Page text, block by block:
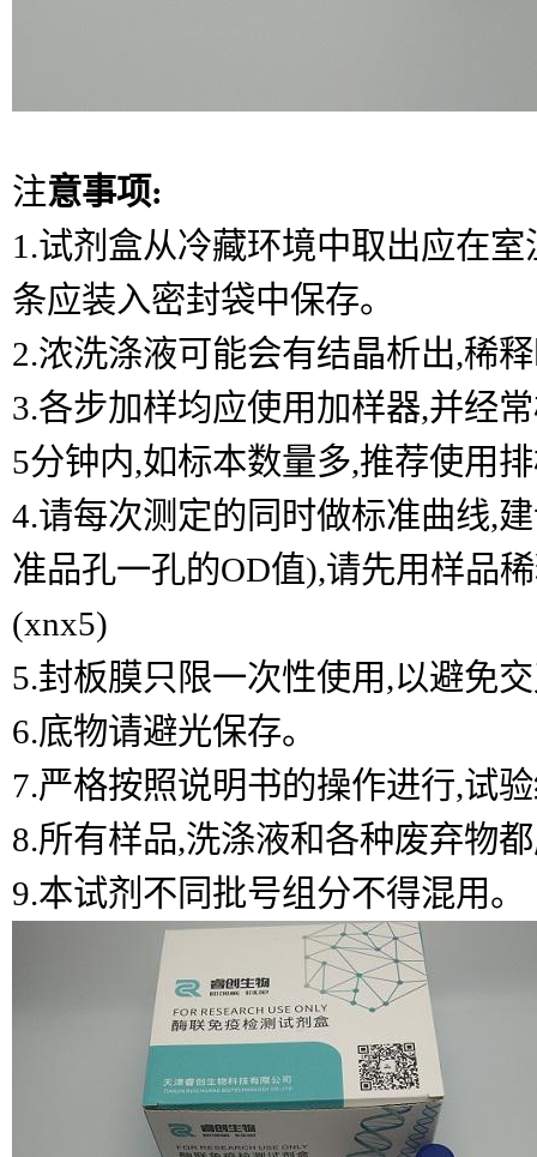
注意事项:
1.试剂盒从冷藏环境中取出应在
条应装入密封袋中保存。
2.浓洗涤液可能会有结晶析出,稀
3.各步加样均应使用加样器,并经
5分钟内,如标本数量多,推荐使用
4.请每次测定的同时做标准曲线,
准品孔一孔的OD值),请先用样品
(xnx5)
5.封板膜只限一次性使用,以避免
6.底物请避光保存。
7.严格按照说明书的操作进行,试
8.所有样品,洗涤液和各种废弃物
9.本试剂不同批号组分不得混用。